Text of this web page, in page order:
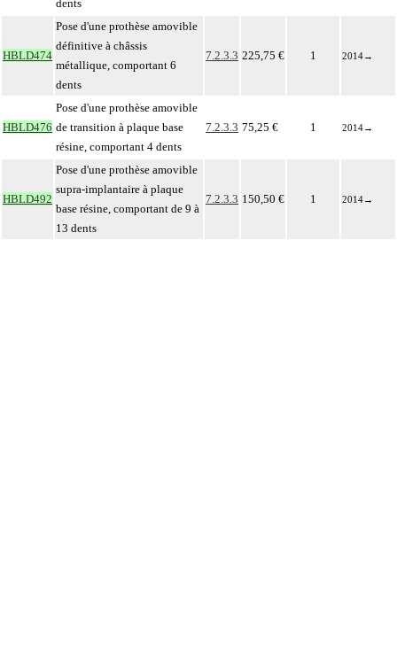
dents
HBLD474
Pose d'une prothèse amovible
définitive à châssis
métallique, comportant 6
dents
7.2.3.3 225,75 € 1 2014→
HBLD476
Pose d'une prothèse amovible
de transition à plaque base
résine, comportant 4 dents
7.2.3.3 75,25 € 1 2014→
HBLD492
Pose d'une prothèse amovible
supra-implantaire à plaque
base résine, comportant de 9 à
13 dents
7.2.3.3 150,50 € 1 2014→